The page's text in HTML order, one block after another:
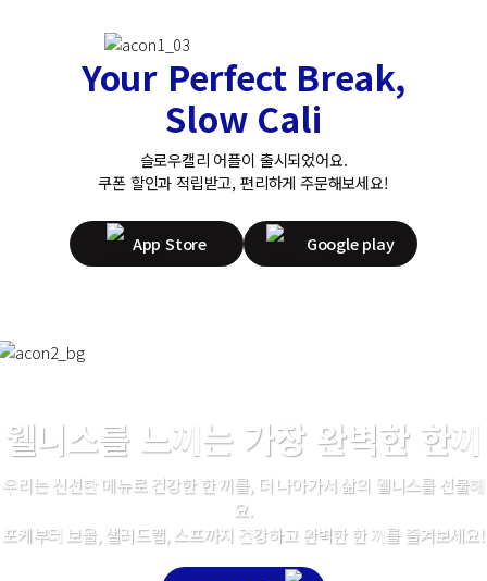
Your Perfect Break,
Slow Cali
슬로우캘리 어플이 출시되었어요.
쿠폰 할인과 적립받고, 편리하게 주문해보세요!
App Store Google play
웰니스를 느끼는 가장 완벽한 한끼
우리는 신선한 메뉴로 건강한 한 끼를, 더 나아가서 삶의 웰니스를 선물해
요.
포케부터 보울, 샐러드랩, 스프까지 건강하고 완벽한 한 끼를 즐겨보세요!